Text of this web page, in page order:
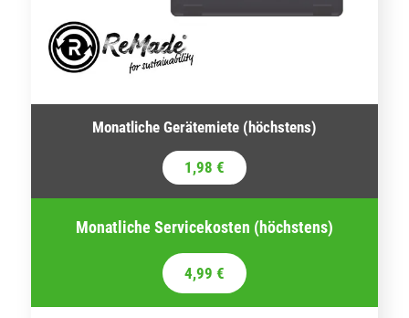
Monatliche Gerätemiete (höchstens)
1,98 €
Monatliche Servicekosten (höchstens)
4,99 €